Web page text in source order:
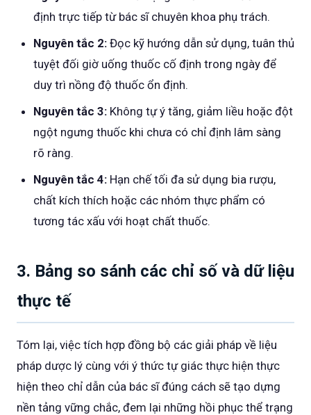
định trực tiếp từ bác sĩ chuyên khoa phụ trách.
Nguyên tắc 2: Đọc kỹ hướng dẫn sử dụng, tuân thủ
tuyệt đối giờ uống thuốc cố định trong ngày để
duy trì nồng độ thuốc ổn định.
Nguyên tắc 3: Không tự ý tăng, giảm liều hoặc đột
ngột ngưng thuốc khi chưa có chỉ định lâm sàng
rõ ràng.
Nguyên tắc 4: Hạn chế tối đa sử dụng bia rượu,
chất kích thích hoặc các nhóm thực phẩm có
tương tác xấu với hoạt chất thuốc.
3. Bảng so sánh các chỉ số và dữ liệu
thực tế
Tóm lại, việc tích hợp đồng bộ các giải pháp về liệu
pháp dược lý cùng với ý thức tự giác thực hiện thực
hiện theo chỉ dẫn của bác sĩ đúng cách sẽ tạo dựng
nền tảng vững chắc, đem lại những hồi phục thể trạng